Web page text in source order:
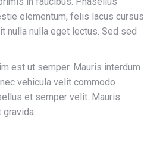
elementum, felis lacus cursus
nulla nulla eget lectus. Sed sed
est ut semper. Mauris interdum
vehicula velit commodo
et semper velit. Mauris